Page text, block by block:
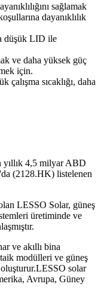
sağlamak
dayanıklılık
düşük LID ile
ve daha yüksek güç
için.
çalışma sıcaklığı, daha
yıllık 4,5 milyar ABD
(2128.HK) listelenen
LESSO Solar, güneş
üretiminde ve
ve akıllı bina
modülleri ve güneş
solar
Avrupa, Güney